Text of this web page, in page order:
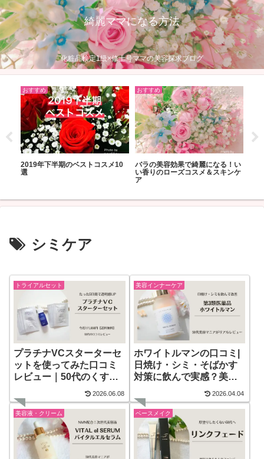
綺麗ママになる方法
化粧品検定1級×修士号ママの美容探求ブログ
おすすめ
2019年下半期のベストコスメ10
選
おすすめ
バラの美容効果で綺麗になる！い
い香りのローズコスメ＆スキンケ
ア
シミケア
トライアルセット
プラチナVCスターターセ
ットを使ってみた口コミ
レビュー｜50代のくす
み・透明感ケアにおすす
め？
2026.06.08
美容インナーケア
ホワイトルマンの口コミ|
日焼け・シミ・そばかす
対策に飲んで実感？美白
薬の効果と評判まとめ
2026.04.04
美容液・クリーム ベースメイク